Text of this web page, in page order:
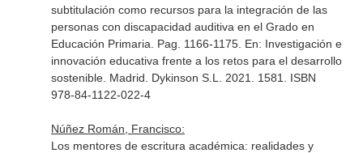
subtitulación como recursos para la integración de las
personas con discapacidad auditiva en el Grado en
Educación Primaria. Pag. 1166-1175. En: Investigación e
innovación educativa frente a los retos para el desarrollo
sostenible. Madrid. Dykinson S.L. 2021. 1581. ISBN
978-84-1122-022-4
Núñez Román, Francisco:
Los mentores de escritura académica: realidades y